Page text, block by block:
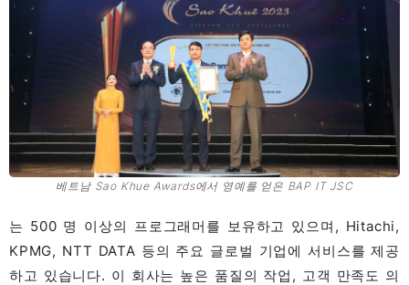
베트남 Sao Khue Awards에서 영예를 얻은 BAP IT JSC
는 500 명 이상의 프로그래머를 보유하고 있으며, Hitachi,
KPMG, NTT DATA 등의 주요 글로벌 기업에 서비스를 제공
하고 있습니다. 이 회사는 높은 품질의 작업, 고객 만족도 의